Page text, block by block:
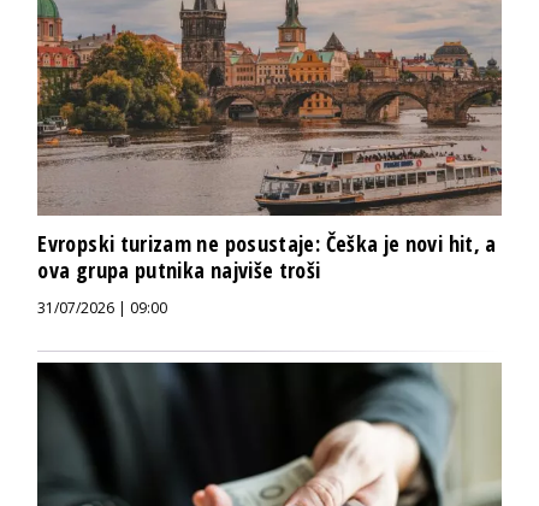
Evropski turizam ne posustaje: Češka je novi hit, a
ova grupa putnika najviše troši
31/07/2026 | 09:00